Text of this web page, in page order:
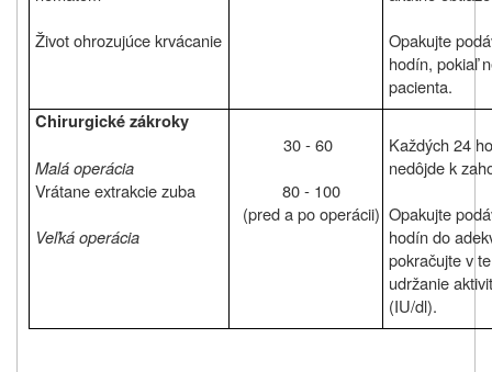
Život ohrozujúce krvácanie
Opakujte
hodín, pokiaľ
pacienta.
Chirurgické zákroky
Malá operácia
Vrátane extrakcie zuba
Veľká operácia
30 ‑ 60
80 ‑ 100
(pred a po operácii)
Každých 24
nedôjde k
Opakujte
hodín do
pokračujte v
udržanie
(IU/dl).